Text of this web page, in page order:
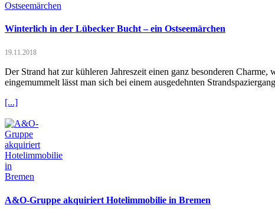
Winterlich in der Lübecker Bucht – ein Ostseemärchen
19.11.2018
Der Strand hat zur kühleren Jahreszeit einen ganz besonderen
eingemummelt lässt man sich bei einem ausgedehnten
[...]
A&O-Gruppe akquiriert Hotelimmobilie in Bremen